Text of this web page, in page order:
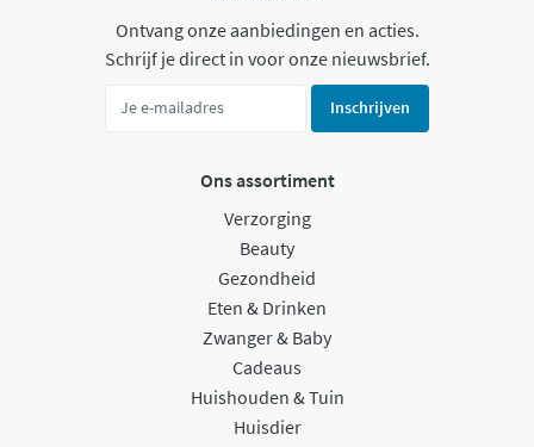
Ontvang onze aanbiedingen en acties.
Schrijf je direct in voor onze nieuwsbrief.
Inschrijven
Ons assortiment
Verzorging
Beauty
Gezondheid
Eten & Drinken
Zwanger & Baby
Cadeaus
Huishouden & Tuin
Huisdier